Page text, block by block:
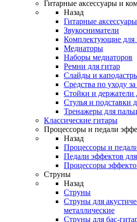
Гитарные аксессуары и
Назад
Гитарные
Звукосниматели
Комплектующие для
Медиаторы
Наборы медиаторов
Ремни для гитар
Слайды и
Средства по уходу
Стойки и держатели
Стулья и подставки
Тренажеры для
Классические гитары
Процессоры и педали
Назад
Процессоры и
Педали эффектов
Процессоры
Струны
Назад
Струны
Струны для
металлические
Струны для бас-